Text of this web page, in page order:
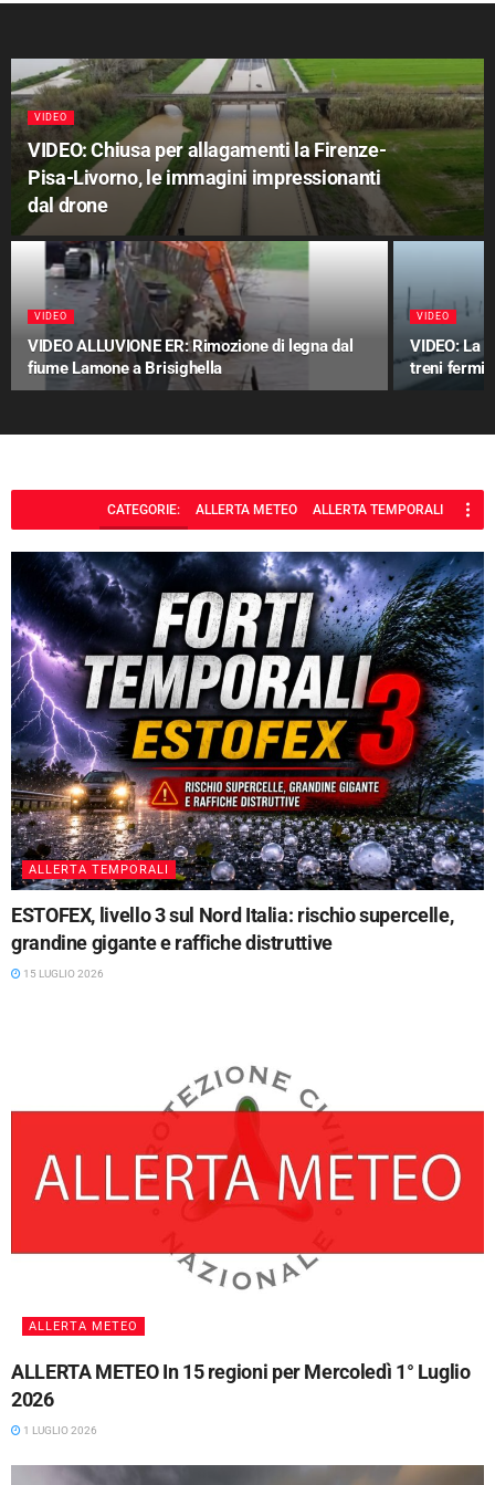
VIDEO
VIDEO: Chiusa per allagamenti la Firenze-
Pisa-Livorno, le immagini impressionanti
dal drone
VIDEO
VIDEO ALLUVIONE ER: Rimozione di legna dal
fiume Lamone a Brisighella
VIDEO
VIDEO: La
treni fermi
CATEGORIE: ALLERTA METEO ALLERTA TEMPORALI
ALLERTA TEMPORALI
ESTOFEX, livello 3 sul Nord Italia: rischio supercelle,
grandine gigante e raffiche distruttive
15 LUGLIO 2026
ALLERTA METEO
ALLERTA METEO In 15 regioni per Mercoledì 1° Luglio
2026
1 LUGLIO 2026